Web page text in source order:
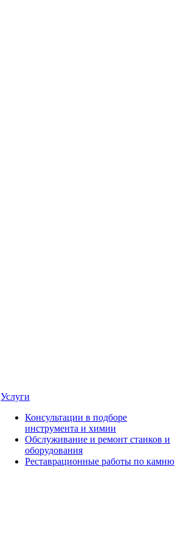
Услуги
Консультации в подборе
инструмента и химии
Обслуживание и ремонт станков и
оборудования
Реставрационные работы по камню